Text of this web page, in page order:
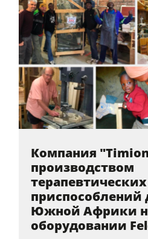
Компания
производством
терапевтических
приспособлений
Южной Африки
оборудовании